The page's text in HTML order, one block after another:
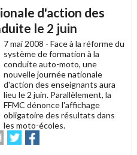
à
un
ami
d'action des
le 2 juin
7 mai 2008 - Face à la réforme du
système de formation à la
conduite auto-moto, une
nouvelle journée nationale
d'action des enseignants aura
lieu le 2 juin. Parallèlement, la
FFMC dénonce l'affichage
obligatoire des résultats dans
les moto-écoles.
EnvoyerPartager
sur sur